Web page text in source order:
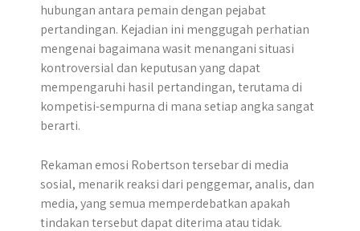
hubungan antara pemain dengan pejabat
pertandingan. Kejadian ini menggugah perhatian
mengenai bagaimana wasit menangani situasi
kontroversial dan keputusan yang dapat
mempengaruhi hasil pertandingan, terutama di
kompetisi-sempurna di mana setiap angka sangat
berarti.
Rekaman emosi Robertson tersebar di media
sosial, menarik reaksi dari penggemar, analis, dan
media, yang semua memperdebatkan apakah
tindakan tersebut dapat diterima atau tidak.